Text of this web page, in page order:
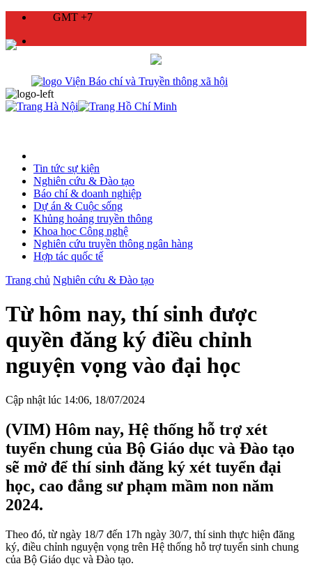
GMT +7
Tin tức sự kiện
Nghiên cứu & Đào tạo
Báo chí & doanh nghiệp
Dự án & Cuộc sống
Khủng hoảng truyền thông
Khoa học Công nghệ
Nghiên cứu truyền thông ngân hàng
Hợp tác quốc tế
Trang chủ Nghiên cứu & Đào tạo
Từ hôm nay, thí sinh được
quyền đăng ký điều chỉnh
nguyện vọng vào đại học
Cập nhật lúc 14:06, 18/07/2024
(VIM) Hôm nay, Hệ thống hỗ trợ xét
tuyển chung của Bộ Giáo dục và Đào tạo
sẽ mở để thí sinh đăng ký xét tuyển đại
học, cao đẳng sư phạm mầm non năm
2024.
Theo đó, từ ngày 18/7 đến 17h ngày 30/7, thí sinh thực hiện đăng
ký, điều chỉnh nguyện vọng trên Hệ thống hỗ trợ tuyển sinh chung
của Bộ Giáo dục và Đào tạo.